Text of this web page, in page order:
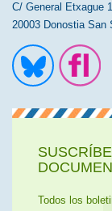
C/ General Etxague
20003 Donostia San
Todos los